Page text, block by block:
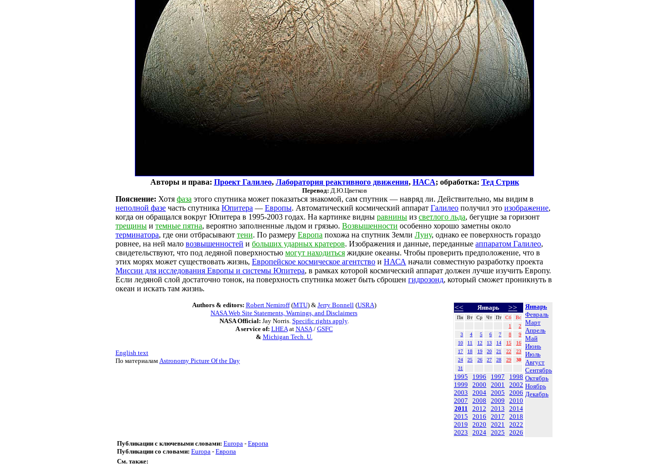
Авторы и права: Проект Галилео, Лаборатория реактивного движения, НАСА; обработка: Тед Стрик
Перевод: Д.Ю.Цветков
Пояснение: Хотя фаза этого спутника может показаться знакомой, сам спутник — навряд ли. Действительно, мы видим в
неполной фазе часть спутника Юпитера — Европы. Автоматический космический аппарат Галилео получил это изображение,
когда он обращался вокруг Юпитера в 1995-2003 годах. На картинке видны равнины из светлого льда, бегущие за горизонт
трещины и темные пятна, вероятно заполненные льдом и грязью. Возвышенности особенно хорошо заметны около
терминатора, где они отбрасывают тени. По размеру Европа похожа на спутник Земли Луну, однако ее поверхность гораздо
ровнее, на ней мало возвышенностей и больших ударных кратеров. Изображения и данные, переданные аппаратом Галилео,
свидетельствуют, что под ледяной поверхностью могут находиться жидкие океаны. Чтобы проверить предположение, что в
этих морях может существовать жизнь, Европейское космическое агентство и НАСА начали совместную разработку проекта
Миссии для исследования Европы и системы Юпитера, в рамках которой космический аппарат должен лучше изучить Европу.
Если ледяной слой достаточно тонок, на поверхность спутника может быть сброшен гидрозонд, который сможет проникнуть в
океан и искать там жизнь.
<< Январь >>
Пн Вт Ср Чт Пт Сб
Вс
1
2
3
4 5 6 7 8
9
10
11 12 13 14 15
16
17
18 19 20 21 22
23
24
25 26 27 28 29
30
31
1995 1996 1997
1998
1999
2000 2001
2002
2003
2004 2005
2006
2007
2008 2009
2010
2011
2012 2013
2014
2015
2016 2017
2018
2019
2020 2021
2022
2023
2024 2025 2026
Январь
Февраль
Март
Апрель
Май
Июнь
Июль
Август
Сентябрь
Октябрь
Ноябрь
Декабрь
Authors & editors: Robert Nemiroff(MTU) & Jerry Bonnell(USRA)
NASA Web Site Statements, Warnings, and Disclaimers
NASA Official: Jay Norris. Specific rights apply.
A service of: LHEAat NASA/ GSFC
& Michigan Tech. U.
English text
По материалам Astronomy Picture Of the Day
Публикации с ключевыми словами: Europa - Европа
Публикации со словами: Europa - Европа
См. также: